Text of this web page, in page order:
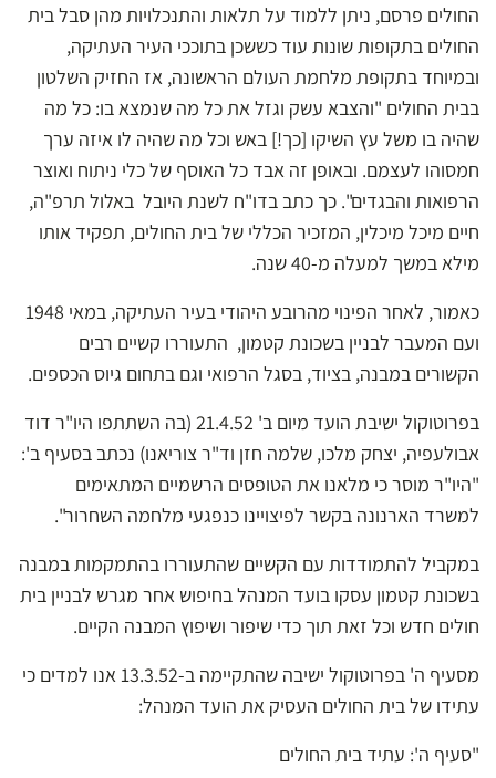
החולים פרסם, ניתן ללמוד על תלאות והתנכלויות מהן סבל בית
החולים בתקופות שונות עוד כששכן בתוככי העיר העתיקה,
ובמיוחד בתקופת מלחמת העולם הראשונה, אז החזיק השלטון
בבית החולים "והצבא עשק וגזל את כל מה שנמצא בו: כל מה
שהיה בו משל עץ השיקו [כך!] באש וכל מה שהיה לו איזה ערך
חמסוהו לעצמם. ובאופן זה אבד כל האוסף של כלי ניתוח ואוצר
הרפואות והבגדים". כך כתב בדו"ח לשנת היובל באלול תרפ"ה,
חיים מיכל מיכלין, המזכיר הכללי של בית החולים, תפקיד אותו
מילא במשך למעלה מ-40 שנה.
כאמור, לאחר הפינוי מהרובע היהודי בעיר העתיקה, במאי 1948
ועם המעבר לבניין בשכונת קטמון, התעוררו קשיים רבים
הקשורים במבנה, בציוד, בסגל הרפואי וגם בתחום גיוס הכספים.
בפרוטוקול ישיבת הועד מיום ב' 21.4.52 (בה השתתפו היו"ר דוד
אבולעפיה, יצחק מלכו, שלמה חזן וד"ר צוריאנו) נכתב בסעיף ב':
"היו"ר מוסר כי מלאנו את הטופסים הרשמיים המתאימים
למשרד הארנונה בקשר לפיצויינו כנפגעי מלחמה השחרור".
במקביל להתמודדות עם הקשיים שהתעוררו בהתמקמות במבנה
בשכונת קטמון עסקו בועד המנהל בחיפוש אחר מגרש לבניין בית
חולים חדש וכל זאת תוך כדי שיפור ושיפוץ המבנה הקיים.
מסעיף ה' בפרוטוקול ישיבה שהתקיימה ב-13.3.52 אנו למדים כי
עתידו של בית החולים העסיק את הועד המנהל:
"סעיף ה': עתיד בית החולים